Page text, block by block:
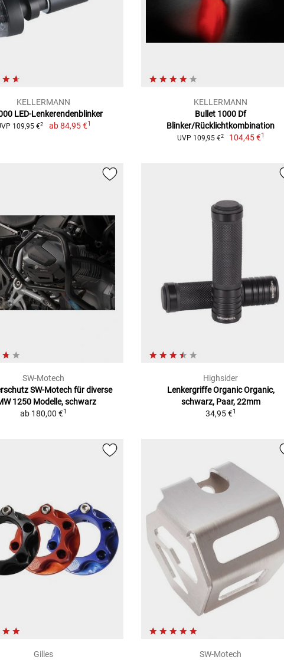
KELLERMANN
LED-Lenkerendenblinker
109,95 €2 ab84,95 €1
KELLERMANN
Bullet 1000 Df
Blinker/Rücklichtkombination
UVP 109,95 €2 104,45 €1
SW-Motech
SW-Motech für diverse
1250 Modelle, schwarz
ab 180,00 €1
Highsider
Lenkergriffe Organic Organic,
schwarz, Paar, 22mm
34,95 €1
Gilles
SW-Motech